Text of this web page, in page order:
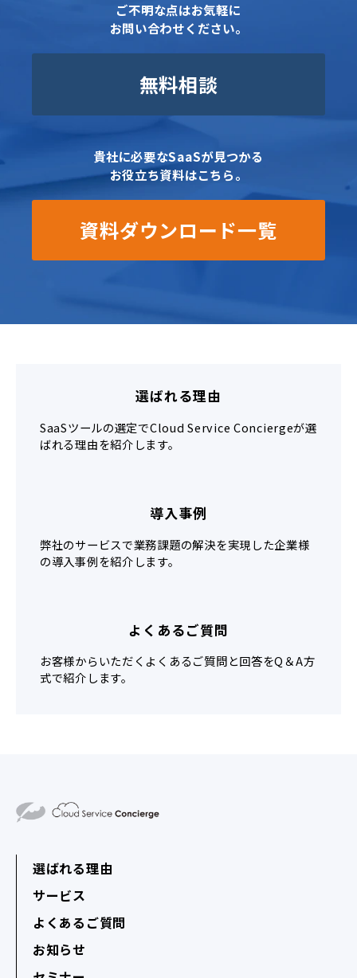
ご不明な点はお気軽に
お問い合わせください。
無料相談
貴社に必要なSaaSが見つかる
お役立ち資料はこちら。
資料ダウンロード一覧
選ばれる理由
SaaSツールの選定でCloud Service Conciergeが選
ばれる理由を紹介します。
導入事例
弊社のサービスで業務課題の解決を実現した企業様
の導入事例を紹介します。
よくあるご質問
お客様からいただくよくあるご質問と回答をQ＆A方
式で紹介します。
選ばれる理由
サービス
よくあるご質問
お知らせ